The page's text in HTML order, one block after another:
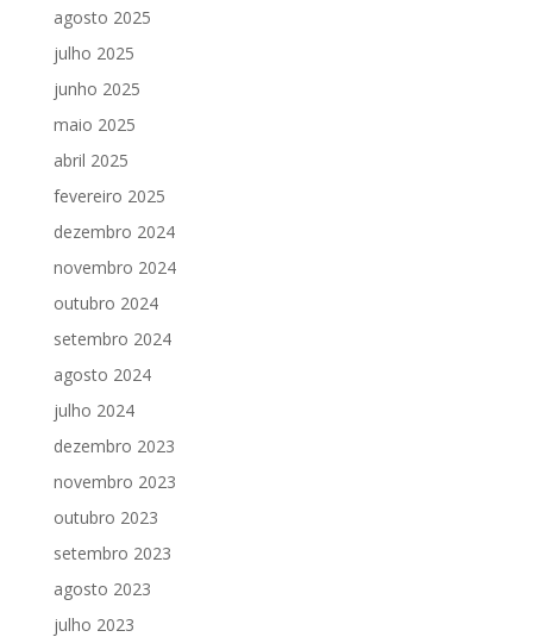
agosto 2025
julho 2025
junho 2025
maio 2025
abril 2025
fevereiro 2025
dezembro 2024
novembro 2024
outubro 2024
setembro 2024
agosto 2024
julho 2024
dezembro 2023
novembro 2023
outubro 2023
setembro 2023
agosto 2023
julho 2023